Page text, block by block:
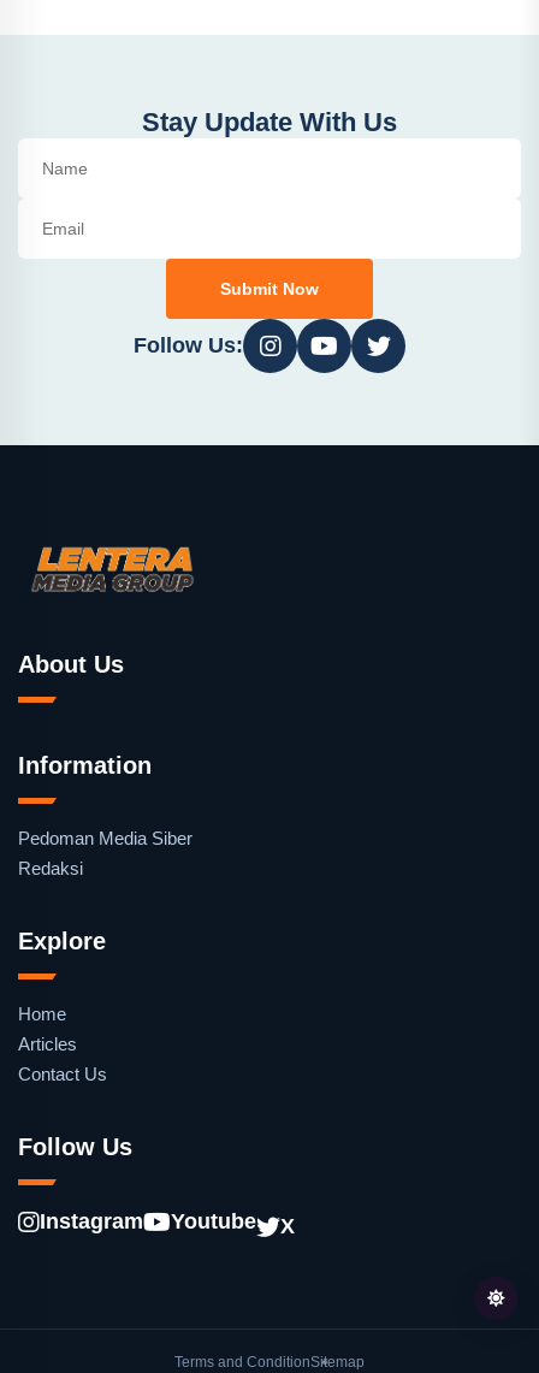
Stay Update With Us
Submit Now
Follow Us:
About Us
Information
Pedoman Media Siber
Redaksi
Explore
Home
Articles
Contact Us
Follow Us
Instagram Youtube X
Terms and ConditionSitemap